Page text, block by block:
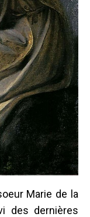
Marie de la
des dernières